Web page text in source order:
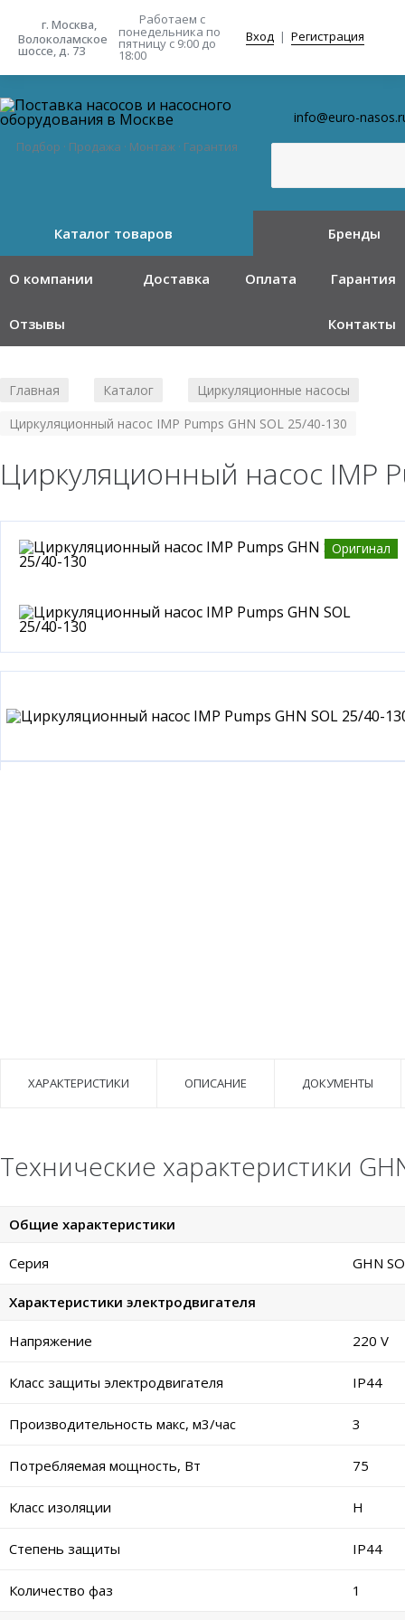
г. Москва,
Волоколамское
шоссе, д. 73
Работаем с
понедельника по
пятницу с 9:00 до
18:00
Вход | Регистрация
Подбор · Продажа · Монтаж · Гарантия
info@euro-
Каталог товаров Бренды
О компании Доставка Оплата Гарантия
Отзывы Контакты
Главная Каталог Циркуляционные насосы
Циркуляционный насос IMP Pumps GHN SOL 25/40-130
Циркуляционный насос IMP
Оригинал
ХАРАКТЕРИСТИКИ ОПИСАНИЕ ДОКУМЕНТЫ
Технические характеристики
Общие характеристики
Серия GHN
Характеристики электродвигателя
Напряжение 220 V
Класс защиты электродвигателя IP44
Производительность макс, м3/час 3
Потребляемая мощность, Вт 75
Класс изоляции H
Степень защиты IP44
Количество фаз 1